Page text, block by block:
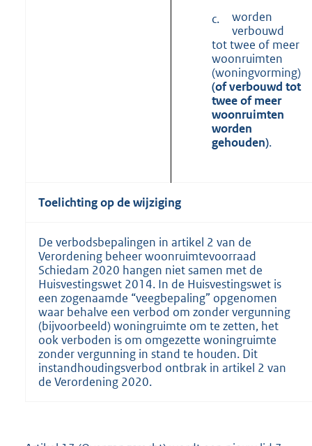
c.
worden
verbouwd
tot twee of meer
woonruimten
(woningvorming)
(of verbouwd tot
twee of meer
woonruimten
worden
gehouden).
Toelichting op de wijziging
De verbodsbepalingen in artikel 2 van de
Verordening beheer woonruimtevoorraad
Schiedam 2020 hangen niet samen met de
Huisvestingswet 2014. In de Huisvestingswet is
een zogenaamde “veegbepaling” opgenomen
waar behalve een verbod om zonder vergunning
(bijvoorbeeld) woningruimte om te zetten, het
ook verboden is om omgezette woningruimte
zonder vergunning in stand te houden. Dit
instandhoudingsverbod ontbrak in artikel 2 van
de Verordening 2020.